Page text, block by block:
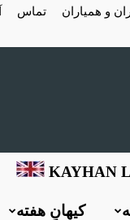
و همیاران تماس
KAYHAN
کیهانِ هفته